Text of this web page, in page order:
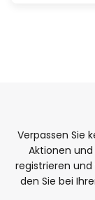
Verpassen Sie
Aktionen
registrieren
den Sie bei